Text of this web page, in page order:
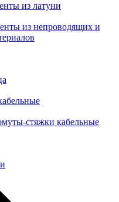
из латуни
из непроводящих и
стяжки кабельные